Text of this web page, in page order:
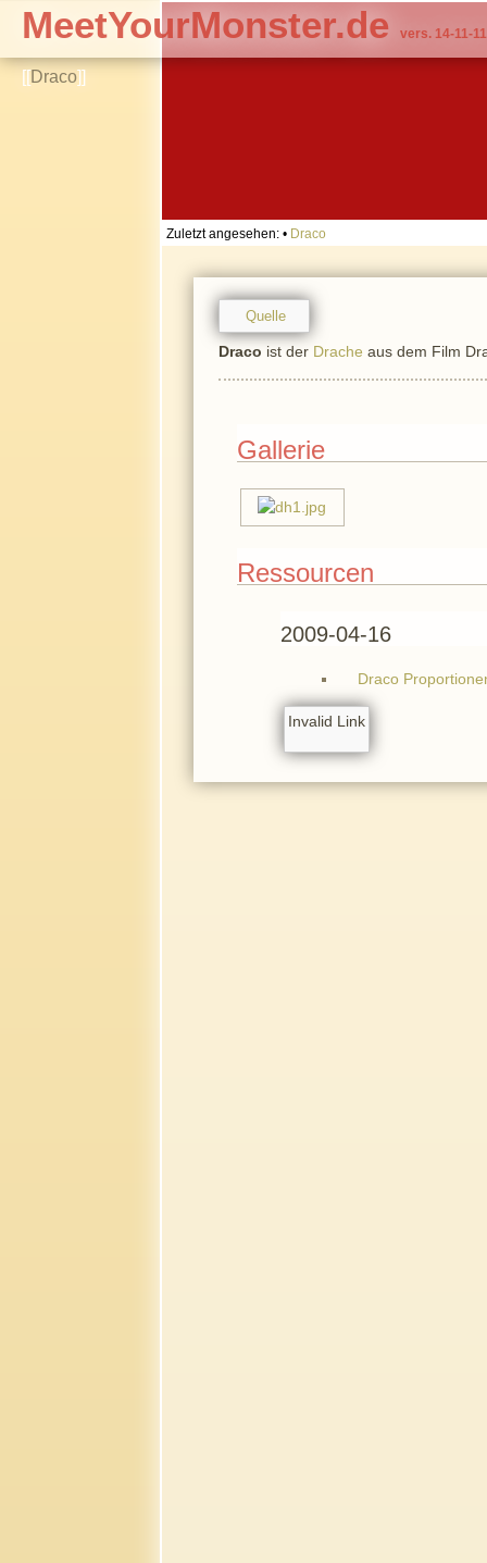
[[Draco]]
MeetYourMonster.de vers. 14-11-11
Zuletzt angesehen: • Draco
Quelle
Draco ist der Drache aus dem Film
Gallerie
Ressourcen
2009-04-16
Draco
Invalid Link